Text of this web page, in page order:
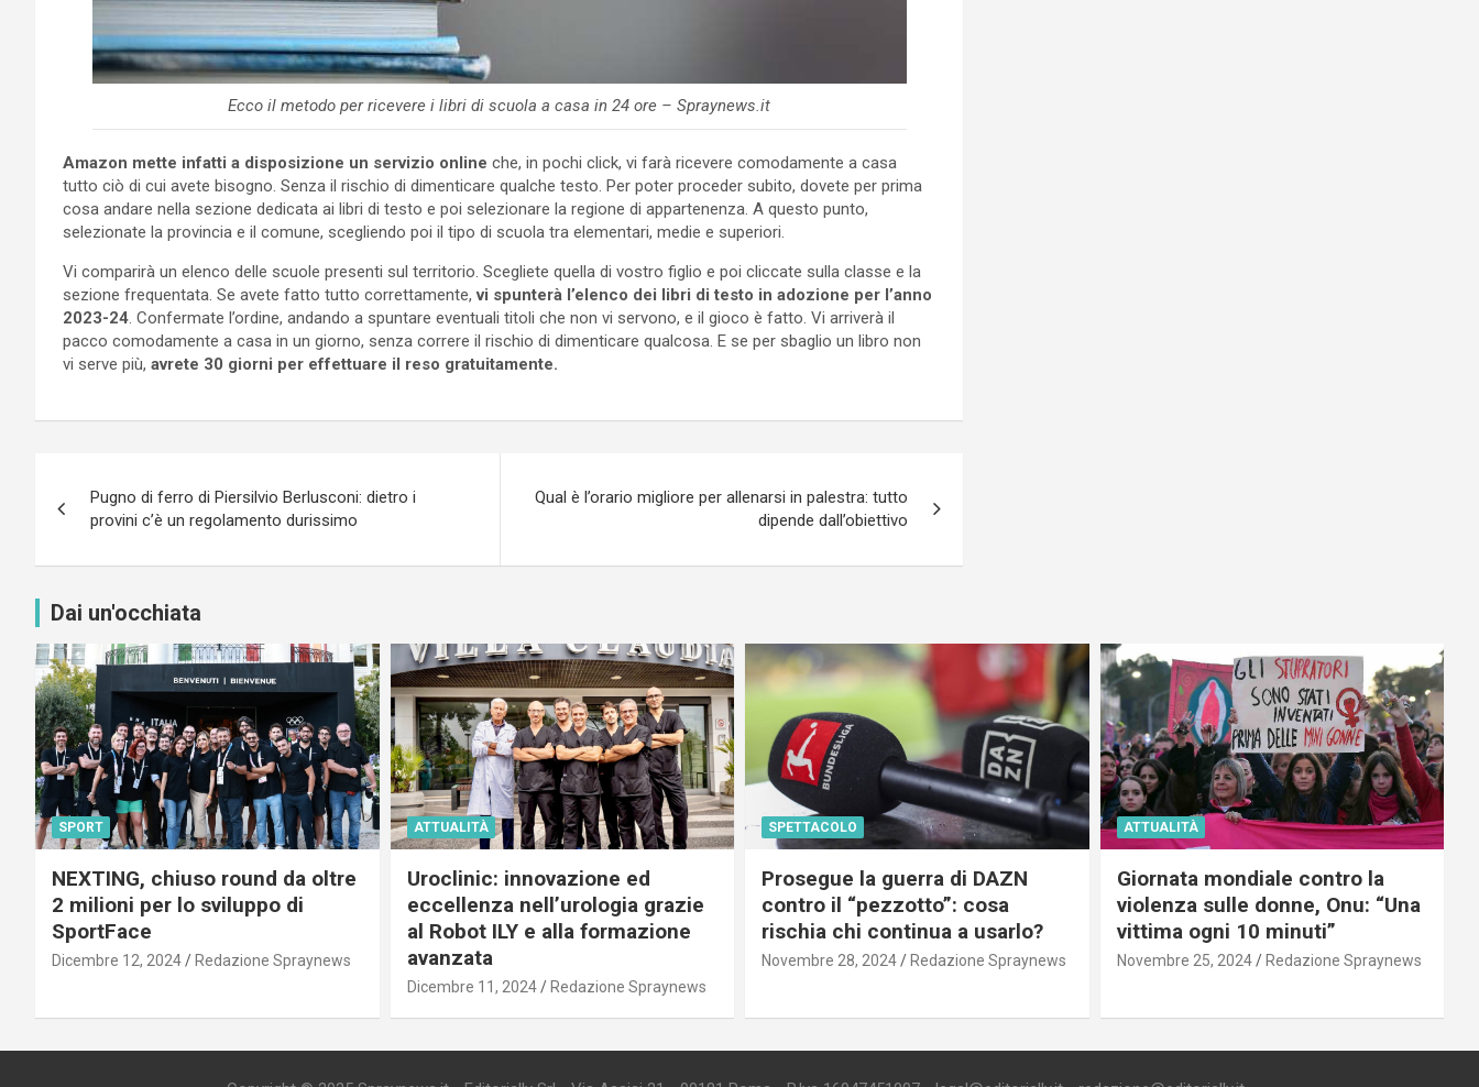
Ecco il metodo per ricevere i libri di scuola a casa in 24 ore – Spraynews.it
Amazon mette infatti a disposizione un servizio online che, in pochi click, vi farà ricevere comodamente a casa
tutto ciò di cui avete bisogno. Senza il rischio di dimenticare qualche testo. Per poter proceder subito, dovete per prima
cosa andare nella sezione dedicata ai libri di testo e poi selezionare la regione di appartenenza. A questo punto,
selezionate la provincia e il comune, scegliendo poi il tipo di scuola tra elementari, medie e superiori.
Vi comparirà un elenco delle scuole presenti sul territorio. Scegliete quella di vostro figlio e poi cliccate sulla classe e la
sezione frequentata. Se avete fatto tutto correttamente, vi spunterà l’elenco dei libri di testo in adozione per l’anno
2023-24 . Confermate l’ordine, andando a spuntare eventuali titoli che non vi servono, e il gioco è fatto. Vi arriverà il
pacco comodamente a casa in un giorno, senza correre il rischio di dimenticare qualcosa. E se per sbaglio un libro non
vi serve più, avrete 30 giorni per effettuare il reso gratuitamente.
articoli
Pugno di ferro di Piersilvio Berlusconi: dietro i
provini c’è un regolamento durissimo
Qual è l’orario migliore per allenarsi in palestra: tutto
dipende dall’obiettivo
Dai un'occhiata
SPORT
NEXTING, chiuso round da oltre
2 milioni per lo sviluppo di
SportFace
Dicembre 12, 2024 Redazione Spraynews
ATTUALITÀ
Uroclinic: innovazione ed
eccellenza nell’urologia grazie
al Robot ILY e alla formazione
avanzata
Dicembre 11, 2024 Redazione Spraynews
SPETTACOLO
Prosegue la guerra di DAZN
contro il “pezzotto”: cosa
rischia chi continua a usarlo?
Novembre 28, 2024 Redazione Spraynews
ATTUALITÀ
Giornata mondiale contro la
violenza sulle donne, Onu: “Una
vittima ogni 10 minuti”
Novembre 25, 2024 Redazione Spraynews